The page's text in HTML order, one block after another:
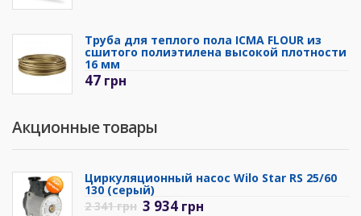
Труба для теплого пола ICMA FLOUR из
сшитого полиэтилена высокой плотности
16 мм
47 грн
Акционные товары
Циркуляционный насос Wilo Star RS 25/60
130 (серый)
2 341грн 3 934 грн